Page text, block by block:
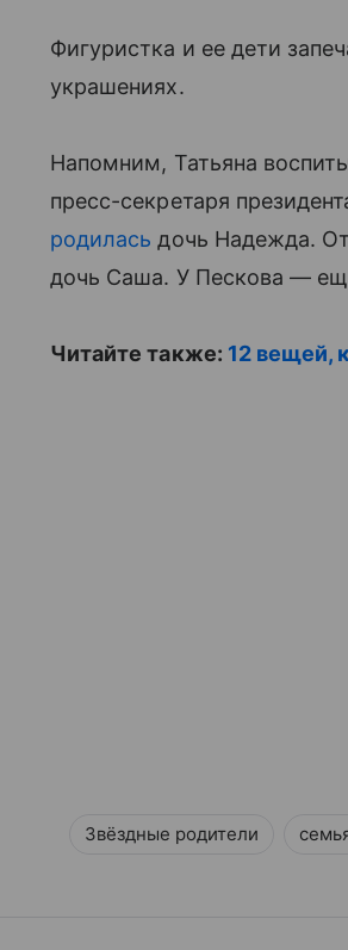
Фигуристка и ее дети
украшениях.
Напомним, Татьяна
пресс-секретаря
родилась дочь Надежда.
дочь Саша. У Пескова —
Читайте также: 12 вещей,
Звёздные родители